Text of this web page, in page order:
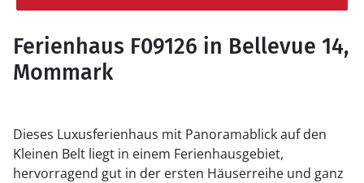
Ferienhaus F09126 in Bellevue 14,
Mommark
Dieses Luxusferienhaus mit Panoramablick auf den
Kleinen Belt liegt in einem Ferienhausgebiet,
hervorragend gut in der ersten Häuserreihe und ganz